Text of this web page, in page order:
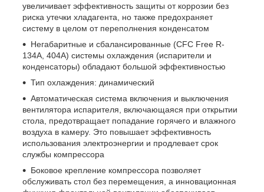
увеличивает эффективность защиты от коррозии без
риска утечки хладагента, но также предохраняет
систему в целом от переполнения конденсатом
Негабаритные и сбалансированные (CFC Free R-
134A, 404A) системы охлаждения (испарители и
конденсаторы) обладают большой эффективностью
Тип охлаждения: динамический
Автоматическая система включения и выключения
вентилятора испарителя, включающаяся при открытии
стола, предотвращает попадание горячего и влажного
воздуха в камеру. Это повышает эффективность
использования электроэнергии и продлевает срок
службы компрессора
Боковое крепление компрессора позволяет
обслуживать стол без перемещения, а инновационная